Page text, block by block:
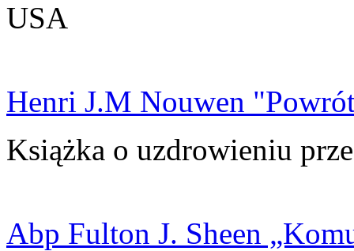
USA
Henri J.M Nouwen
Książka o uzdrowieniu
Abp Fulton J. Sheen